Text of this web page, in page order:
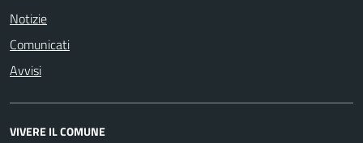
Notizie
Comunicati
Avvisi
VIVERE IL COMUNE